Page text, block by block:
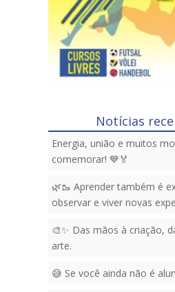
Notícias
Energia, união e muitos
comemorar! 💙🏅
🌿🥾 Aprender também é
observar e viver novas
🎨✨ Das mãos à criação,
arte.
😅 Se você ainda não é